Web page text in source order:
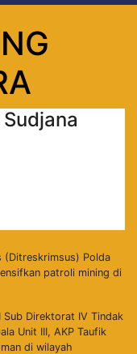
(Ditreskrimsus) Polda
patroli mining di
Sub Direktorat IV Tindak
Unit III, AKP Taufik
di wilayah